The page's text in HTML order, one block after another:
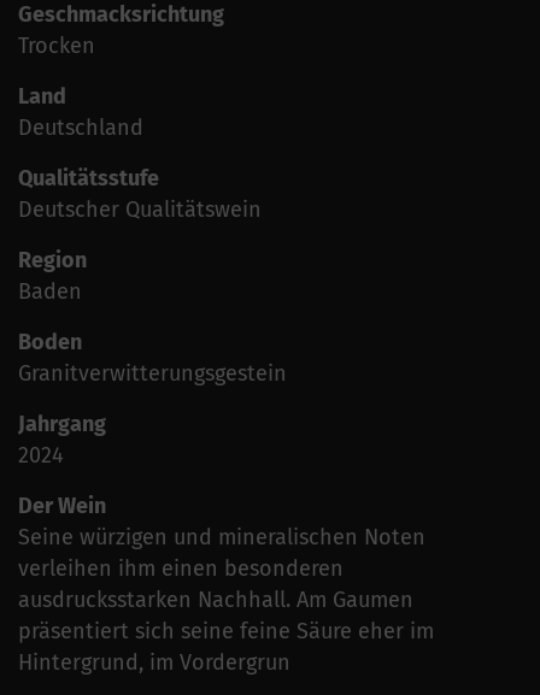
Geschmacksrichtung
Trocken
Land
Deutschland
Qualitätsstufe
Deutscher Qualitätswein
Region
Baden
Boden
Granitverwitterungsgestein
Jahrgang
2024
Der Wein
Seine würzigen und mineralischen Noten
verleihen ihm einen besonderen
ausdrucksstarken Nachhall. Am Gaumen
präsentiert sich seine feine Säure eher im
Hintergrund, im Vordergrun